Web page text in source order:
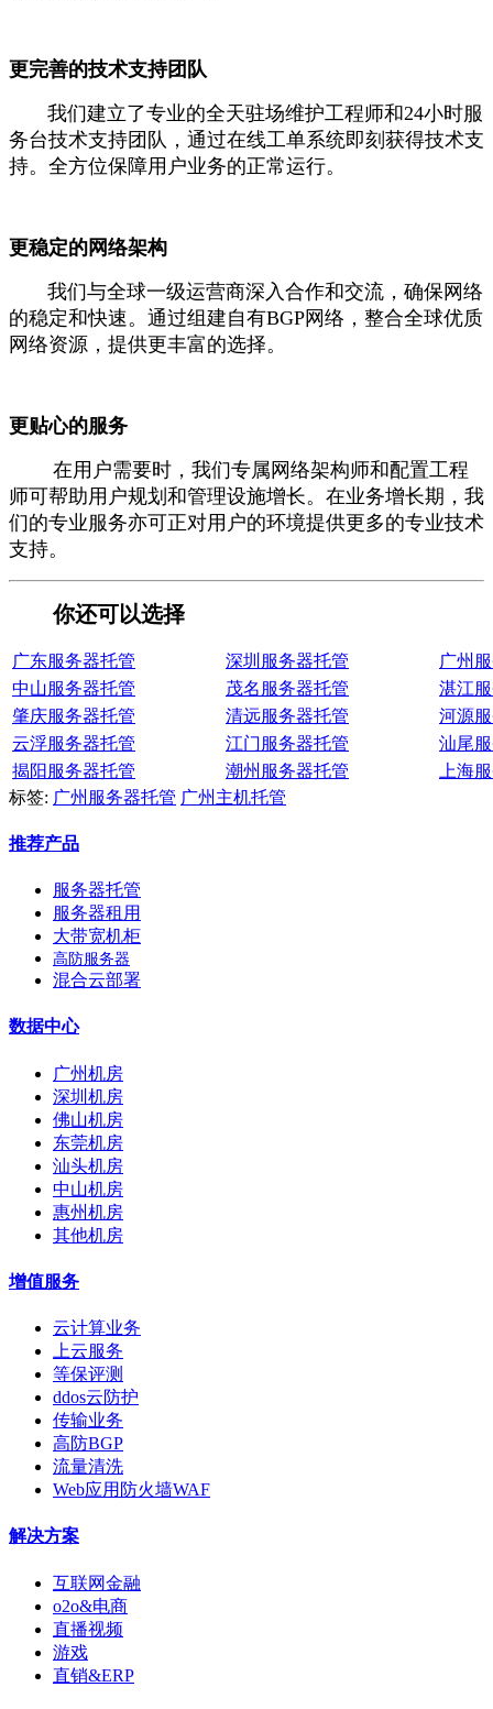
更完善的技术支持团队
我们建立了专业的全天驻场维护工程师和24小时服
务台技术支持团队，通过在线工单系统即刻获得技术支
持。全方位保障用户业务的正常运行。
更稳定的网络架构
我们与全球一级运营商深入合作和交流，确保网络
的稳定和快速。通过组建自有BGP网络，整合全球优质
网络资源，提供更丰富的选择。
更贴心的服务
在用户需要时，我们专属网络架构师和配置工程
师可帮助用户规划和管理设施增长。在业务增长期，我
们的专业服务亦可正对用户的环境提供更多的专业技术
支持。
你还可以选择
广东服务器托管 深圳服务器托管
广州
中山服务器托管
茂名服务器托管
湛江
肇庆服务器托管
清远服务器托管
河源
云浮服务器托管
江门服务器托管
汕尾
揭阳服务器托管
潮州服务器托管
上海
标签: 广州服务器托管 广州主机托管
推荐产品
服务器托管
服务器租用
大带宽机柜
高防服务器
混合云部署
数据中心
广州机房
深圳机房
佛山机房
东莞机房
汕头机房
中山机房
惠州机房
其他机房
增值服务
云计算业务
上云服务
等保评测
ddos云防护
传输业务
高防BGP
流量清洗
Web应用防火墙WAF
解决方案
互联网金融
o2o&电商
直播视频
游戏
直销&ERP